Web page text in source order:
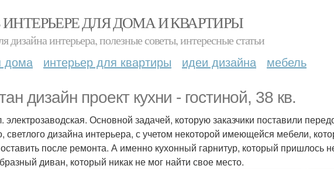
ИНТЕРЬЕРЕ ДЛЯ ДОМА И КВАРТИРЫ
дизайна интерьера, полезные советы, интересные статьи
дома интерьер для квартиры идеи дизайна мебель
дизайн проект кухни - гостиной, 38 кв.
электрозаводская. Основной задачей, которую заказчики поставили
светлого дизайна интерьера, с учетом некоторой имеющейся мебели,
после ремонта. А именно кухонный гарнитур, который пришлось
диван, который никак не мог найти свое место.